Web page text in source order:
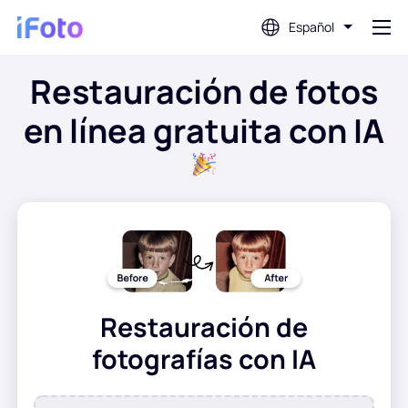
Español
Acceso
Editor de fotos con IA
Mejorador de fotografías
Creador de fotos de perfil
Creador de fotografías para pasaporte
Restauración de fotos
en línea gratuita con IA
Restauración de
fotografías con IA